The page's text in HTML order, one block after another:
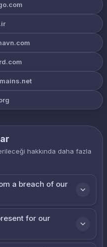
hakkında daha fazla
a breach of our
for our